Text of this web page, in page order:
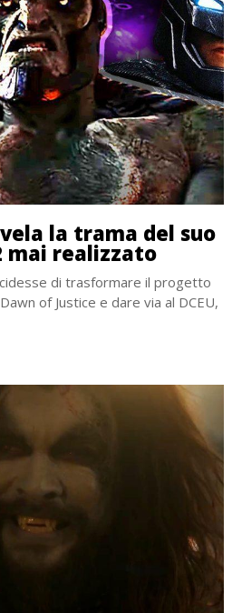
la trama del suo
mai realizzato
di trasformare il progetto
of Justice e dare via al DCEU,